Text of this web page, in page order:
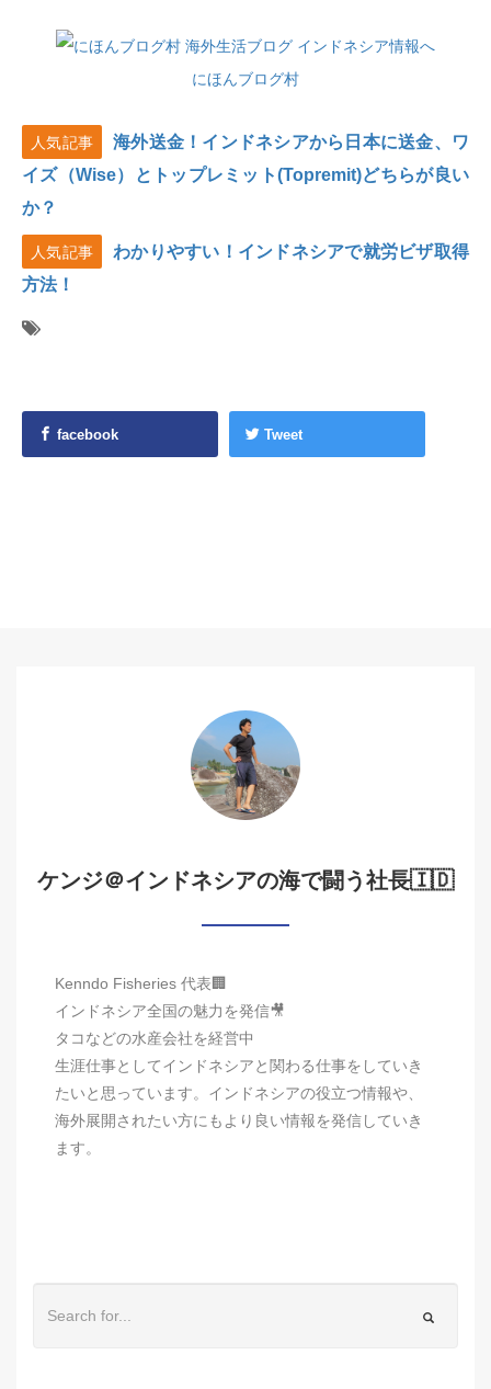
にほんブログ村
人気記事
海外送金！インドネシアから日本に送金、ワ
イズ（Wise）とトップレミット(Topremit)どちらが良い
か？
人気記事
わかりやすい！インドネシアで就労ビザ取得
方法！
facebook Tweet
ケンジ＠インドネシアの海で闘う社長🇮🇩
Kenndo Fisheries 代表🏢
インドネシア全国の魅力を発信🎥
タコなどの水産会社を経営中
生涯仕事としてインドネシアと関わる仕事をしていき
たいと思っています。インドネシアの役立つ情報や、
海外展開されたい方にもより良い情報を発信していき
ます。